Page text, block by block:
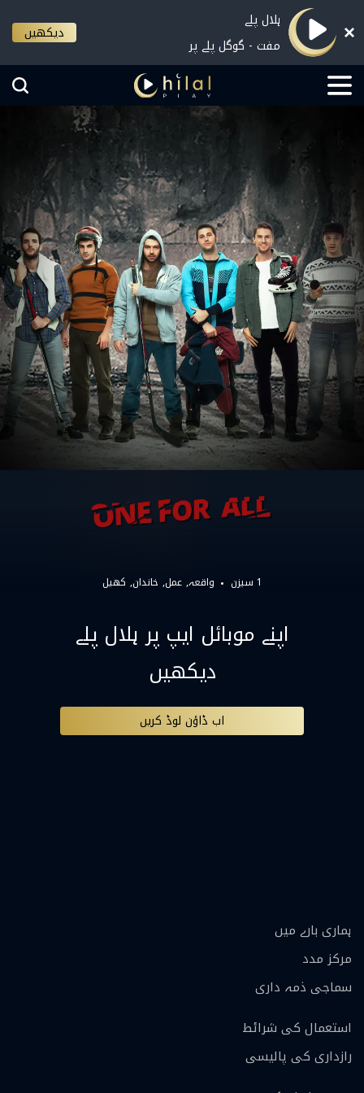
ہلال پلے
مفت - گوگل پلے پر
دیکھیں
1 سیزن واقعہ عمل خاندان کھیل
اپنے موبائل ایپ پر ہلال پلے
دیکھیں
اب ڈاؤن لوڈ کریں
ہماری بارے ميں
مرکز مدد
سماجی ذمہ داری
استعمال کی شرائط
رازداری کی پالیسی